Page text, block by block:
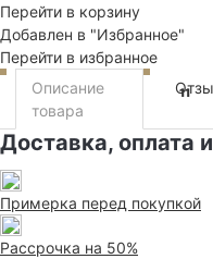
Перейти в корзину
Добавлен в "Избранное"
Перейти в избранное
Описание
товара
11
Доставка, оплата
Примерка перед покупкой
Рассрочка на 50%